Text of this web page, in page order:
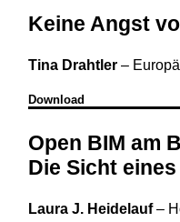
Keine Angst
Tina Drahtler –
Download
Open BIM am
Die Sicht
Laura J. Heidelauf–